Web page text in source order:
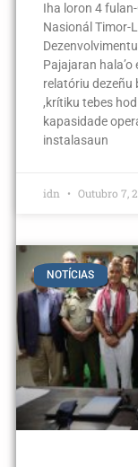
Iha loron 4
Nasionál Timor-
Pajajaran
relatóriu dezeñu
,krítiku tebes
kapasidade
instalasaun
idn Outubro 7,
NOTÍCIAS